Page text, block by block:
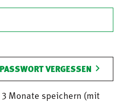
PASSWORT VERGESSEN
Monate speichern (mit